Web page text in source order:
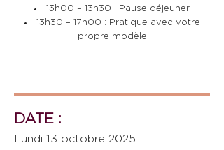
13h00 – 13h30 : Pause déjeuner
13h30 – 17h00 : Pratique avec votre
propre modèle
DATE :
Lundi 13 octobre 2025